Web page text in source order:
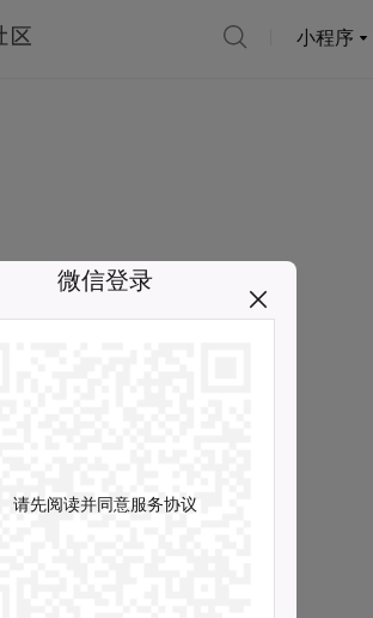
小程序
微信登录
请先阅读并同意服务协议